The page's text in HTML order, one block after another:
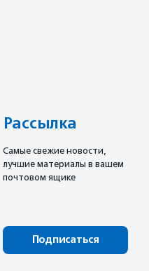
Рассылка
Cамые свежие новости,
лучшие материалы в вашем
почтовом ящике
Подписаться